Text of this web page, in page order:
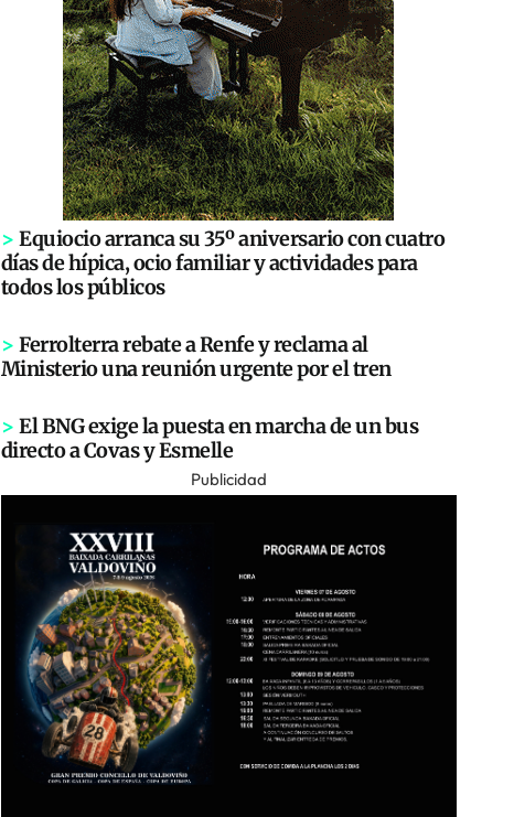
> Equiocio arranca su 35º aniversario con cuatro
días de hípica, ocio familiar y actividades para
todos los públicos
> Ferrolterra rebate a Renfe y reclama al
Ministerio una reunión urgente por el tren
> El BNG exige la puesta en marcha de un bus
directo a Covas y Esmelle
Publicidad